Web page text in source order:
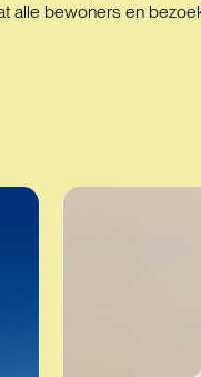
alle bewoners en